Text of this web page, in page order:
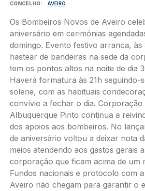
CONCELHO
AVEIRO
Os Bombeiros Novos de Aveiro
aniversário em cerimónias
domingo. Evento festivo arranca,
hastear de bandeiras na sede da
tem os pontos altos na noite de dia
Haverá formatura às 21h seguindo-
solene, com as habituais
convívio a fechar o dia. Corporação
Albuquerque Pinto continua a
dos apoios aos bombeiros. No
de aniversário voltou a deixar nota
meios atendendo aos gastos gerais
corporação que ficam acima de um
Fundos nacionais e protocolo com
Aveiro não chegam para garantir o